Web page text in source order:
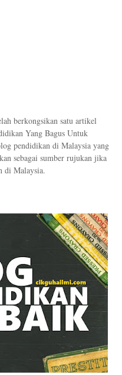
berkongsikan satu artikel
Yang Bagus Untuk
pendidikan di Malaysia yang
sebagai sumber rujukan jika
di Malaysia.